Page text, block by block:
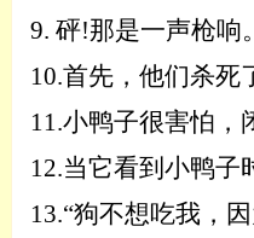
9. 砰!那是一声枪响
10.首先，他们杀死
11.小鸭子很害怕，
12.当它看到小鸭子
13.“狗不想吃我，